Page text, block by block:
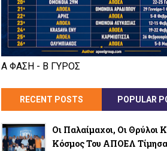
Α ΦΑΣΗ - Β ΓΥΡΟΣ
RECENT POSTS POPULAR
Οι Παλαίμαχοι, Οι Θρύλοι
Κόσμος Του ΑΠΟΕΛ